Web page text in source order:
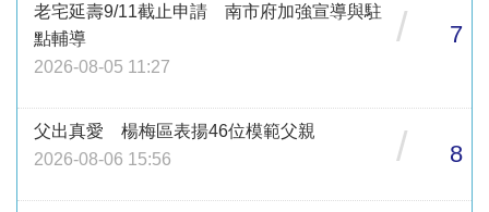
老宅延壽9/11截止申請 南市府加強宣導與駐
點輔導
2026-08-05 11:27
/ 7
父出真愛 楊梅區表揚46位模範父親
2026-08-06 15:56
/ 8